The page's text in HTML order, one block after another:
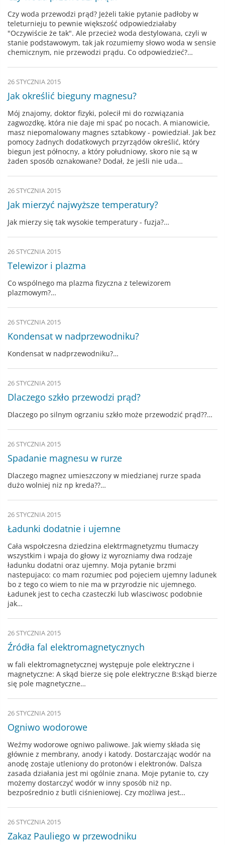
Czy woda przewodzi prąd? Jeżeli takie pytanie padłoby w
teleturnieju to pewnie większość odpowiedziałaby
"Oczywiście że tak". Ale przecież woda destylowana, czyli w
stanie podstawowym, tak jak rozumiemy słowo woda w sensie
chemicznym, nie przewodzi prądu. Co odpowiedzieć?…
26 STYCZNIA 2015
Jak określić bieguny magnesu?
Mój znajomy, doktor fizyki, polecił mi do rozwiązania
zagwozdkę, która nie daje mi spać po nocach. A mianowicie,
masz niepomalowany magnes sztabkowy - powiedział. Jak bez
pomocy żadnych dodatkowych przyrządów określić, który
biegun jest północny, a który południowy, skoro nie są w
żaden sposób oznakowane? Dodał, że jeśli nie uda…
26 STYCZNIA 2015
Jak mierzyć najwyższe temperatury?
Jak mierzy się tak wysokie temperatury - fuzja?…
26 STYCZNIA 2015
Telewizor i plazma
Co wspólnego ma plazma fizyczna z telewizorem
plazmowym?…
26 STYCZNIA 2015
Kondensat w nadprzewodniku?
Kondensat w nadprzewodniku?…
26 STYCZNIA 2015
Dlaczego szkło przewodzi prąd?
Dlaczego po silnym ogrzaniu szkło może przewodzić prąd??…
26 STYCZNIA 2015
Spadanie magnesu w rurze
Dlaczego magnez umieszczony w miedzianej rurze spada
dużo wolniej niz np kreda??…
26 STYCZNIA 2015
Ładunki dodatnie i ujemne
Cała wspołczesna dziedzina elektrmagnetyzmu tłumaczy
wszystkim i wpaja do głowy iz wyrozniamy dwa rodzaje
ładunku dodatni oraz ujemny. Moja pytanie brzmi
nastepujaco: co mam rozumiec pod pojeciem ujemny ladunek
bo z tego co wiem to nie ma w przyrodzie nic ujemnego.
Ładunek jest to cecha czasteczki lub wlasciwosc podobnie
jak…
26 STYCZNIA 2015
Źródła fal elektromagnetycznych
w fali elektromagnetycznej występuje pole elektryczne i
magnetyczne: A skąd bierze się pole elektryczne B:skąd bierze
się pole magnetyczne…
26 STYCZNIA 2015
Ogniwo wodorowe
Weźmy wodorowe ogniwo paliwowe. Jak wiemy składa się
głównie z membrany, anody i katody. Dostarczając wodór na
anodę zostaje utleniony do protonów i elektronów. Dalsza
zasada działania jest mi ogólnie znana. Moje pytanie to, czy
możemy dostarczyć wodór w inny sposób niż np.
bezpośrednio z butli ciśnieniowej. Czy możliwa jest…
26 STYCZNIA 2015
Zakaz Pauliego w przewodniku